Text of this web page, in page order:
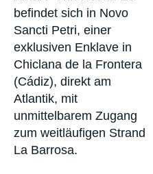
befindet sich in Novo
Sancti Petri, einer
exklusiven Enklave in
Chiclana de la Frontera
(Cádiz), direkt am
Atlantik, mit
unmittelbarem Zugang
zum weitläufigen Strand
La Barrosa.